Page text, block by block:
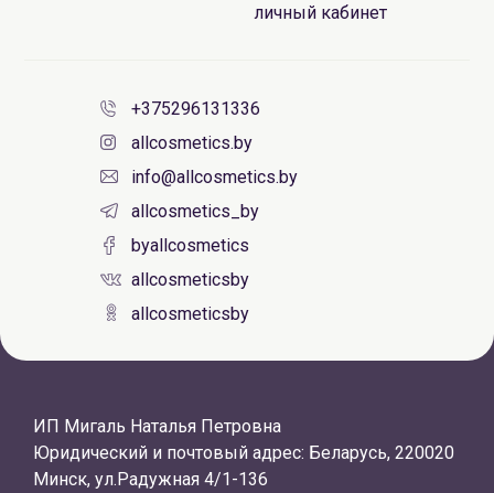
личный кабинет
+375296131336
allcosmetics.by
info@allcosmetics.by
allcosmetics_by
byallcosmetics
allcosmeticsby
allcosmeticsby
ИП Мигаль Наталья Петровна
Юридический и почтовый адрес: Беларусь, 220020
Минск, ул.Радужная 4/1-136